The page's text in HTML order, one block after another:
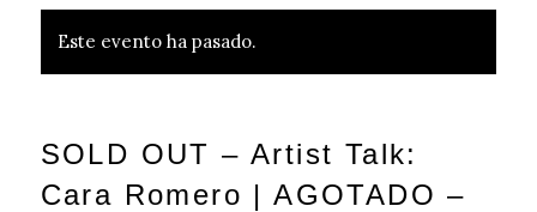
Este evento ha pasado.
SOLD OUT – Artist Talk:
Cara Romero | AGOTADO –